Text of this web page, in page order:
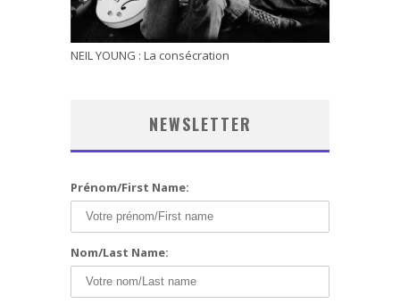
NEIL YOUNG : La consécration
NEWSLETTER
Prénom/First Name:
Nom/Last Name: